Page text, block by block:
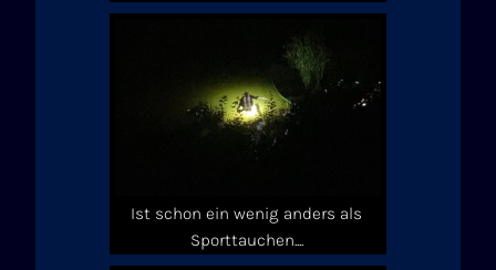
Ist schon ein wenig anders als
Sporttauchen....